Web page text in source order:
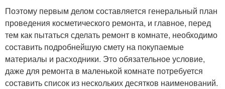
Поэтому первым делом составляется генеральный план
проведения косметического ремонта, и главное, перед
тем как пытаться сделать ремонт в комнате, необходимо
составить подробнейшую смету на покупаемые
материалы и расходники. Это обязательное условие,
даже для ремонта в маленькой комнате потребуется
составить список из нескольких десятков наименований.